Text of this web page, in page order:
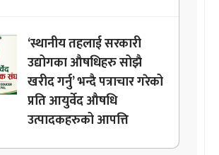
‘स्थानीय तहलाई सरकारी
उद्योगका औषधिहरु सोझै
खरीद गर्नु’ भन्दै पत्राचार गरेको
प्रति आयुर्वेद औषधि
उत्पादकहरुको आपत्ति